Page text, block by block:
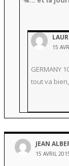
15
GERMANY
tout va
JEAN
15 AVRIL